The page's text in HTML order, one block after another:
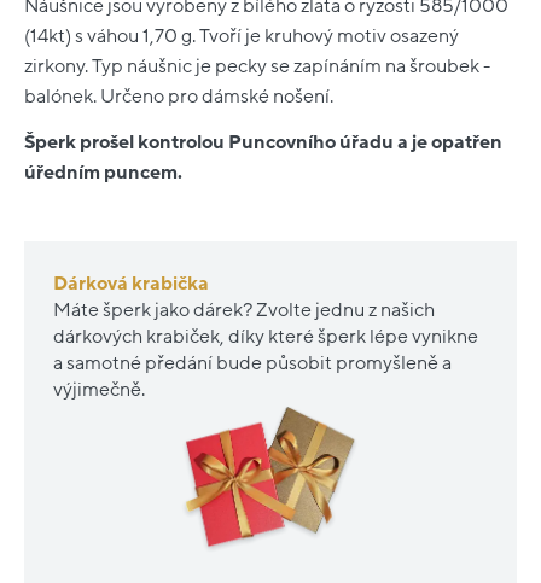
Náušnice jsou vyrobeny z bílého zlata o ryzosti 585/1000
(14kt) s váhou 1,70 g. Tvoří je kruhový motiv osazený
zirkony. Typ náušnic je pecky se zapínáním na šroubek -
balónek. Určeno pro dámské nošení.
Šperk prošel kontrolou Puncovního úřadu a je opatřen
úředním puncem.
Dárková krabička
Máte šperk jako dárek? Zvolte jednu z našich
dárkových krabiček, díky které šperk lépe vynikne
a samotné předání bude působit promyšleně a
výjimečně.